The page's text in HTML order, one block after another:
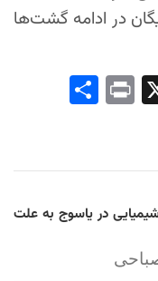
در ادامه گشت‌ها
Pri
در یاسوج به علت